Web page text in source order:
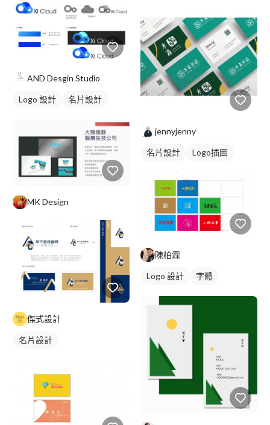
AND Desgin Studio
Logo 設計 名片設計
MK Design
傑式設計
名片設計
jennyjenny
名片設計 Logo插圖
陳柏霖
Logo 設計 字體